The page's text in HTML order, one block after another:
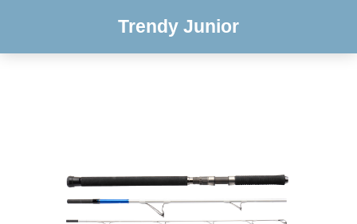
Trendy Junior